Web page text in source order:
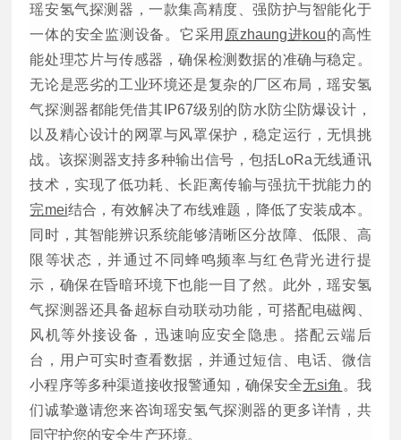
瑶安氢气探测器，一款集高精度、强防护与智能化于
一体的安全监测设备。它采用 原zhaung进kou的高性
能处理芯片与传感器，确保检测数据的准确与稳定。
无论是恶劣的工业环境还是复杂的厂区布局，瑶安氢
气探测器都能凭借其IP67级别的防水防尘防爆设计，
以及精心设计的网罩与风罩保护，稳定运行，无惧挑
战。该探测器支持多种输出信号，包括LoRa无线通讯
技术，实现了低功耗、长距离传输与强抗干扰能力的
完mei结合，有效解决了布线难题，降低了安装成本。
同时，其智能辨识系统能够清晰区分故障、低限、高
限等状态，并通过不同蜂鸣频率与红色背光进行提
示，确保在昏暗环境下也能一目了然。此外，瑶安氢
气探测器还具备超标自动联动功能，可搭配电磁阀、
风机等外接设备，迅速响应安全隐患。搭配云端后
台，用户可实时查看数据，并通过短信、电话、微信
小程序等多种渠道接收报警通知，确保安全无si角 。我
们诚挚邀请您来咨询瑶安氢气探测器的更多详情，共
同守护您的安全生产环境。